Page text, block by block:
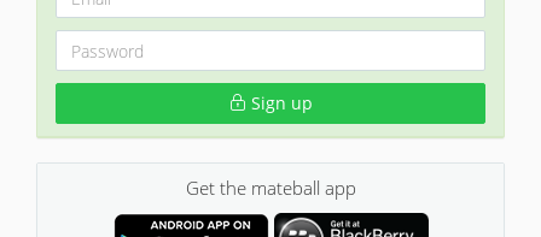
Sign up
Get the mateball app